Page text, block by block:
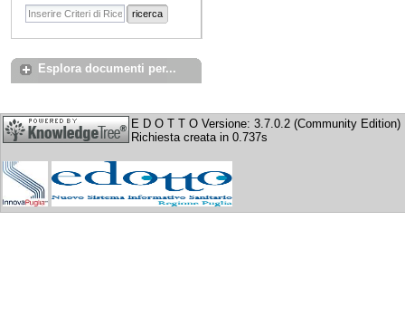
ricerca
Esplora documenti per...
E D O T T O Versione: 3.7.0.2 (Community Edition)
Richiesta creata in 0.737s